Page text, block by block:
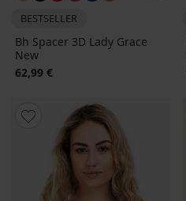
BESTSELLER
Bh Spacer 3D Lady Grace
New
62,99 €